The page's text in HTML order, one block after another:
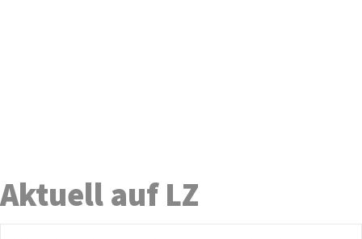
Aktuell auf LZ